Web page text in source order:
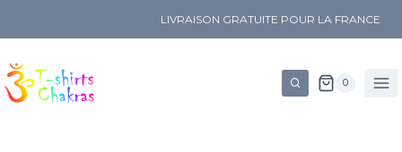
LIVRAISON GRATUITE POUR LA FRANCE
0